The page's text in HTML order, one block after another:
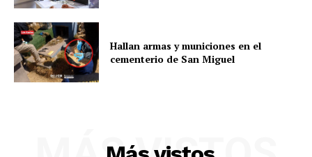
Hallan armas y municiones en el
cementerio de San Miguel